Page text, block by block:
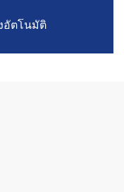
อัตโนมัติ